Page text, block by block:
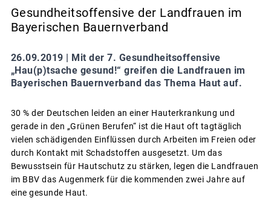
Gesundheitsoffensive der Landfrauen im
Bayerischen Bauernverband
26.09.2019 | Mit der 7. Gesundheitsoffensive
„Hau(p)tsache gesund!“ greifen die Landfrauen im
Bayerischen Bauernverband das Thema Haut auf.
30 % der Deutschen leiden an einer Hauterkrankung und
gerade in den „Grünen Berufen“ ist die Haut oft tagtäglich
vielen schädigenden Einflüssen durch Arbeiten im Freien oder
durch Kontakt mit Schadstoffen ausgesetzt. Um das
Bewusstsein für Hautschutz zu stärken, legen die Landfrauen
im BBV das Augenmerk für die kommenden zwei Jahre auf
eine gesunde Haut.